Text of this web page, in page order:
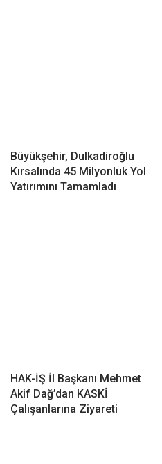
Büyükşehir, Dulkadiroğlu
Kırsalında 45 Milyonluk Yol
Yatırımını Tamamladı
HAK-İŞ İl Başkanı Mehmet
Akif Dağ’dan KASKİ
Çalışanlarına Ziyareti